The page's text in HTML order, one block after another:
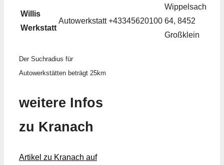
Willis
Werkstatt
Autowerkstatt +43345620100
Wippelsach
64, 8452
Großklein
Der Suchradius für
Autowerkstätten beträgt 25km
weitere Infos
zu Kranach
Artikel zu Kranach auf